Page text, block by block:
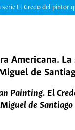
El Credo del pintor